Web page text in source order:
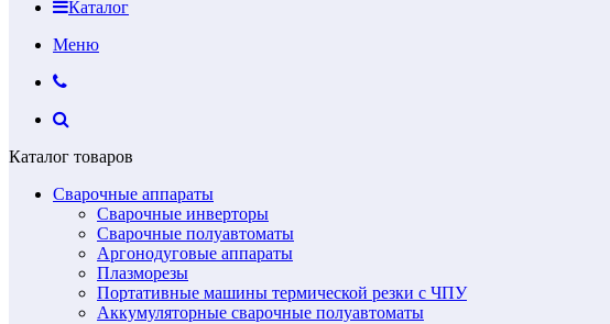
Каталог
Меню
Каталог товаров
Сварочные аппараты
Сварочные инверторы
Сварочные полуавтоматы
Аргонодуговые аппараты
Плазморезы
Портативные машины термической резки с ЧПУ
Аккумуляторные сварочные полуавтоматы